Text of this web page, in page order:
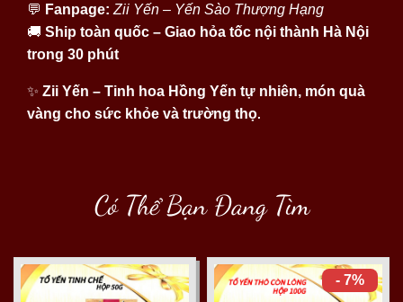
💬 Fanpage: Zii Yến – Yến Sào Thượng Hạng
🚚 Ship toàn quốc – Giao hỏa tốc nội thành Hà Nội
trong 30 phút
✨ Zii Yến – Tinh hoa Hồng Yến tự nhiên, món quà
vàng cho sức khỏe và trường thọ.
Có Thể Bạn Đang Tìm
- 7%